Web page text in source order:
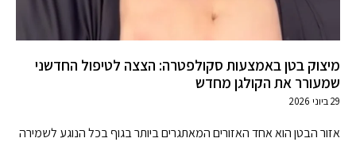
מיצוק בטן באמצעות סקולפטרה: הצצה לטיפול החדשני
שמעורר את הקולגן מחדש
29 ביוני 2026
אזור הבטן הוא אחד האזורים המאתגרים ביותר בגוף בכל הנוגע לשמירה